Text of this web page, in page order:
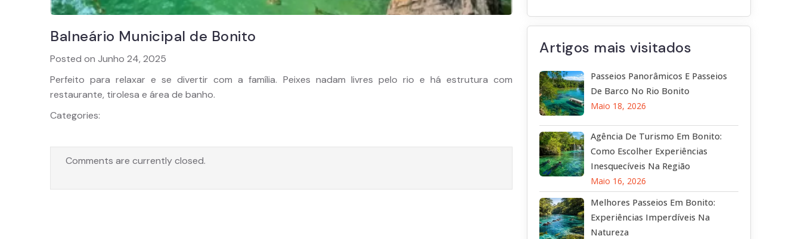
Balneário Municipal de Bonito
Posted on Junho 24, 2025
Perfeito para relaxar e se divertir com a família. Peixes nadam livres pelo rio e há estrutura com
restaurante, tirolesa e área de banho.
Categories:
Comments are currently closed.
Artigos mais visitados
Passeios Panorâmicos E Passeios
De Barco No Rio Bonito
Maio 18, 2026
Agência De Turismo Em Bonito:
Como Escolher Experiências
Inesquecíveis Na Região
Maio 16, 2026
Melhores Passeios Em Bonito:
Experiências Imperdíveis Na
Natureza